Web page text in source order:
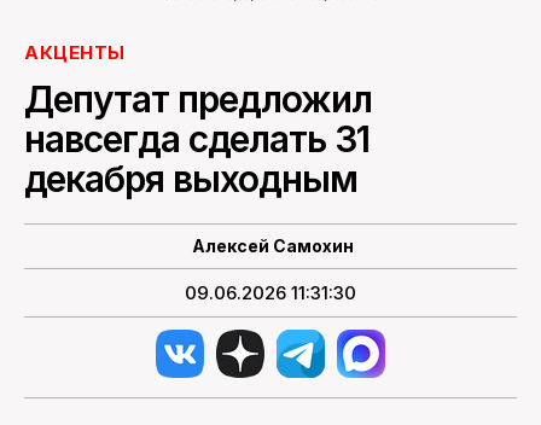
АКЦЕНТЫ
Депутат предложил
навсегда сделать 31
декабря выходным
Алексей Самохин
09.06.2026 11:31:30